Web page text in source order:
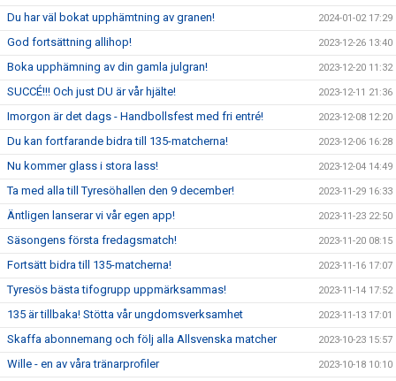
Du har väl bokat upphämtning av granen! 2024-01-02 17:29
God fortsättning allihop! 2023-12-26 13:40
Boka upphämning av din gamla julgran! 2023-12-20 11:32
SUCCÉ!!! Och just DU är vår hjälte! 2023-12-11 21:36
Imorgon är det dags - Handbollsfest med fri entré! 2023-12-08 12:20
Du kan fortfarande bidra till 135-matcherna! 2023-12-06 16:28
Nu kommer glass i stora lass! 2023-12-04 14:49
Ta med alla till Tyresöhallen den 9 december! 2023-11-29 16:33
Äntligen lanserar vi vår egen app! 2023-11-23 22:50
Säsongens första fredagsmatch! 2023-11-20 08:15
Fortsätt bidra till 135-matcherna! 2023-11-16 17:07
Tyresös bästa tifogrupp uppmärksammas! 2023-11-14 17:52
135 är tillbaka! Stötta vår ungdomsverksamhet 2023-11-13 17:01
Skaffa abonnemang och följ alla Allsvenska matcher 2023-10-23 15:57
Wille - en av våra tränarprofiler 2023-10-18 10:10